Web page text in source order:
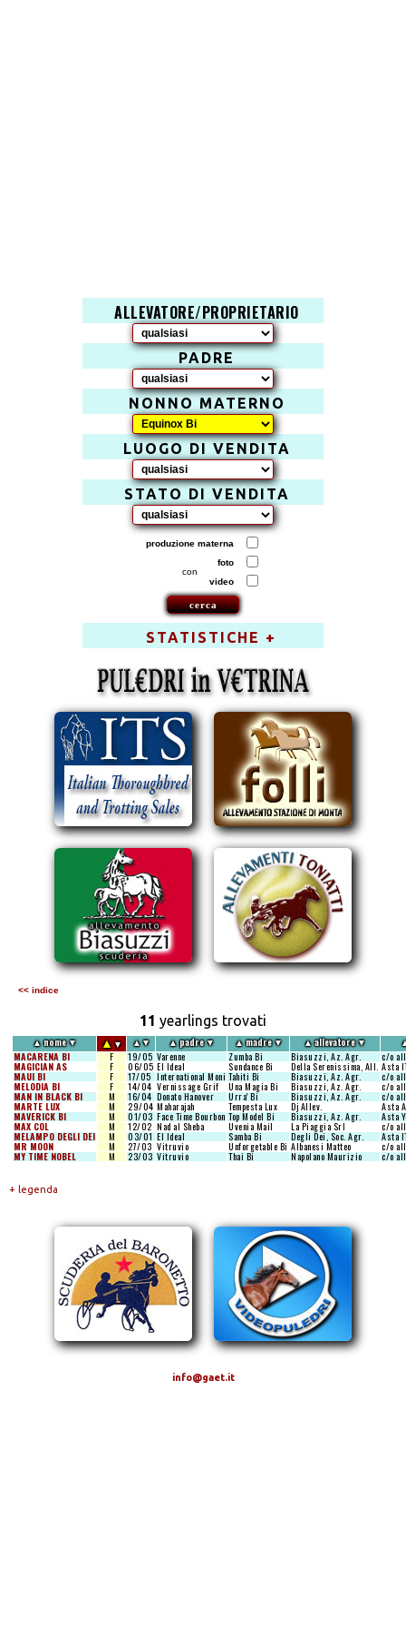
ALLEVATORE/PROPRIETARIO
PADRE
NONNO MATERNO
LUOGO DI VENDITA
STATO DI VENDITA
produzione materna
con
foto
video
STATISTICHE +
<< indice
11 yearlings trovati
▲nome▼ ▲▼ ▲▼ ▲padre▼ ▲madre▼ ▲allevatore▼
MACARENA BI F 19/05 Varenne Zumba Bi Biasuzzi, Az. Agr. c/o
MAGICIAN AS F 06/05 El Ideal Sundance Bi Della Serenissima, All. Asta
MAUI BI F 17/05 International Moni Tahiti Bi Biasuzzi, Az. Agr. c/o
MELODIA BI F 14/04 Vernissage Grif Una Magia Bi Biasuzzi, Az. Agr. c/o
MAN IN BLACK BI M 16/04 Donato Hanover Urra' Bi Biasuzzi, Az. Agr. c/o
MARTE LUX M 29/04 Maharajah Tempesta Lux Dj Allev. Asta
MAVERICK BI M 01/03 Face Time Bourbon Top Model Bi Biasuzzi, Az. Agr. Asta
MAX COL M 12/02 Nad al Sheba Uvenia Mail La Piaggia Srl c/o
MELAMPO DEGLI DEI M 03/01 El Ideal Samba Bi Degli Dei, Soc. Agr. Asta
MR MOON M 27/03 Vitruvio Unforgetable Bi Albanesi Matteo c/o
MY TIME NOBEL M 23/03 Vitruvio Thai Bi Napolano Maurizio c/o
+ legenda
info@gaet.it